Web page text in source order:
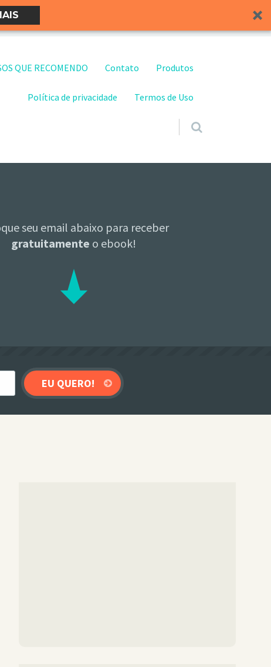
QUE RECOMENDO Contato Produtos
Política de privacidade Termos de Uso
seu email abaixo para receber
gratuitamente o ebook!